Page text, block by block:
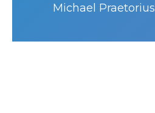
Michael Praetorius